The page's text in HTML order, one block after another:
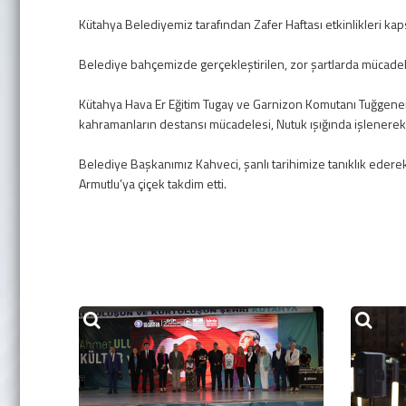
Kütahya Belediyemiz tarafından Zafer Haftası etkinlikleri
Belediye bahçemizde gerçekleştirilen, zor şartlarda
Kütahya Hava Er Eğitim Tugay ve Garnizon Komutanı
kahramanların destansı mücadelesi, Nutuk ışığında
Belediye Başkanımız Kahveci, şanlı tarihimize tanıklık
Armutlu’ya çiçek takdim etti.